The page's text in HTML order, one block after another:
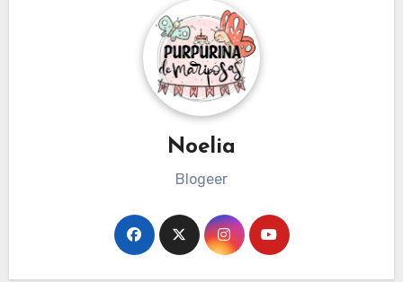
Noelia
Blogeer